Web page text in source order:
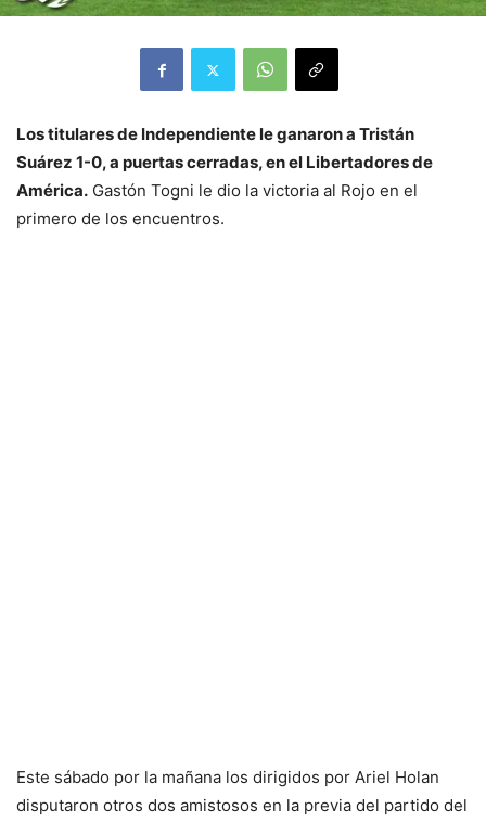
Los titulares de Independiente le ganaron a Tristán
Suárez 1-0, a puertas cerradas, en el Libertadores de
América. Gastón Togni le dio la victoria al Rojo en el
primero de los encuentros.
Este sábado por la mañana los dirigidos por Ariel Holan
disputaron otros dos amistosos en la previa del partido del